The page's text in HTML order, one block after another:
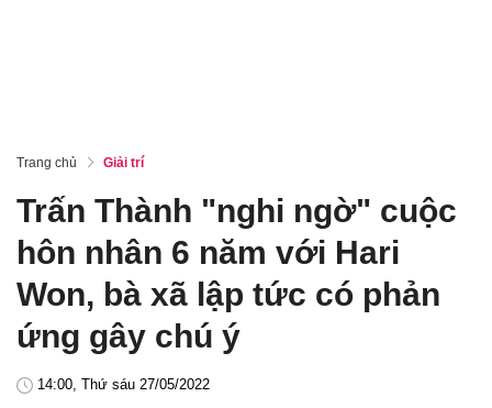
Trang chủ Giải trí
Trấn Thành "nghi ngờ" cuộc
hôn nhân 6 năm với Hari
Won, bà xã lập tức có phản
ứng gây chú ý
14:00, Thứ sáu 27/05/2022